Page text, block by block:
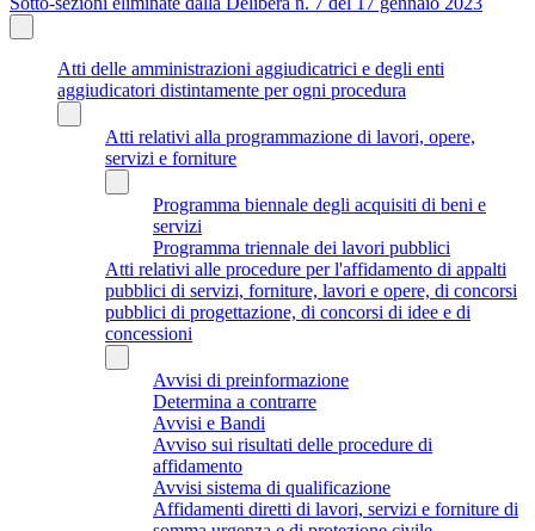
Atti delle amministrazioni aggiudicatrici e degli enti
aggiudicatori distintamente per ogni procedura
Atti relativi alla programmazione di lavori, opere,
servizi e forniture
Programma biennale degli acquisiti di beni e
servizi
Programma triennale dei lavori pubblici
Atti relativi alle procedure per l'affidamento di appalti
pubblici di servizi, forniture, lavori e opere, di concorsi
pubblici di progettazione, di concorsi di idee e di
concessioni
Avvisi di preinformazione
Determina a contrarre
Avvisi e Bandi
Avviso sui risultati delle procedure di
affidamento
Avvisi sistema di qualificazione
Affidamenti diretti di lavori, servizi e forniture di